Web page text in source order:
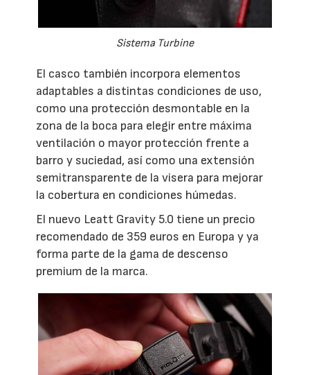
Sistema Turbine
El casco también incorpora elementos
adaptables a distintas condiciones de uso,
como una protección desmontable en la
zona de la boca para elegir entre máxima
ventilación o mayor protección frente a
barro y suciedad, así como una extensión
semitransparente de la visera para mejorar
la cobertura en condiciones húmedas.
El nuevo Leatt Gravity 5.0 tiene un precio
recomendado de 359 euros en Europa y ya
forma parte de la gama de descenso
premium de la marca.